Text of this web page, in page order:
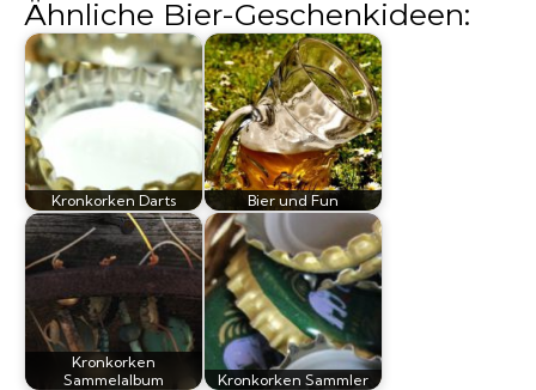
Geschenksets
Partyfässer
Ähnliche Bier-Geschenkideen:
Kronkorken Darts Bier und Fun
Kronkorken
Sammelalbum
Kronkorken Sammler